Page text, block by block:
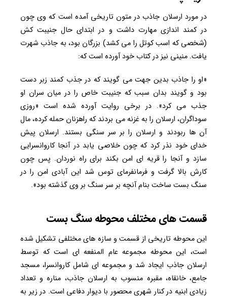
در مورد ارسلان جاذب در متون تاریخی آمده است که وی چون
در کمند اندازی مهارت داشت و در ابتدای حال جنیبت کش
(شخصی که اسب کوتل را می کشد) بزرگان بود، به جاذب شهرت
یافت. منینی نیز در کتاب خود آورده است که:
«او را جاذب بدین جهت می گویند که در جذب کمند زبر دست
بود و گویند بدان سبب که جنیبت خاص را در میان سران او
جذب می کرد». در برخی روایت آورده شده است «روزی
سوداگران، ارسلان را به غزنه می بردند که راهزنان حمله کرده، مال
آن ها ربودند و ارسلان را بر سر سنگی بستند. ارسلان پیش
خدای خود نذر کرد که چون خلاصی یابد در آنجا کاروانسرایی
سازد و آنجا را قریه ای امن بکند برای راه نوردان. پس چون
کارش بالا گرفت و فرمانفرمای توس شد این آبادی امن را در
سنگ بست ساخت بنام آنچه بر سر سنگ بر وی گذشته بود».
قسمت های مختلف محوطه سنگ بست
این محوطه تاریخی از قسمت و سازه های مختلفی تشکیل شده
است، این محوطه مجموعه عام المنفعه ای است که توسط
ارسلان جاذب ایجاد شد و مجموعه ای شامل کاروانسرا، مسجد
جامع، خانقاه، مقبره منسوب به ارسلان جاذب، مناره و تعداد
زیادی ابنیه در کنار شهری محصور با دیوار دفاعی است. در زیر به